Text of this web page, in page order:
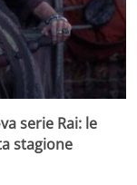
serie Rai: le
stagione